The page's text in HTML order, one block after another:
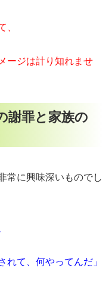
ージは計り知れませ
謝罪と家族の
常に興味深いものでし
れて、何やってんだ」